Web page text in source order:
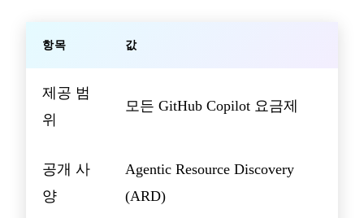
항목 값
제공 범
위
모든 GitHub Copilot 요금제
공개 사
양
Agentic Resource Discovery
(ARD)